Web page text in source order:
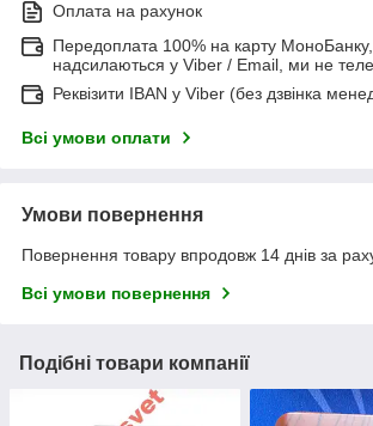
Оплата на рахунок
Передоплата 100% на карту МоноБанку,
надсилаються у Viber / Email, ми не
Реквізити IBAN у Viber (без дзвінка
Всі умови оплати
Умови повернення
Повернення товару впродовж 14 днів за
Всі умови повернення
Подібні товари компанії